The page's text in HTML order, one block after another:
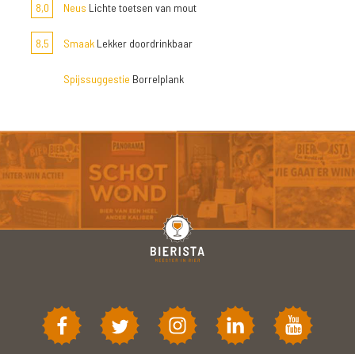
8,0 Neus Lichte toetsen van mout
8,5 Smaak Lekker doordrinkbaar
Spijssuggestie Borrelplank